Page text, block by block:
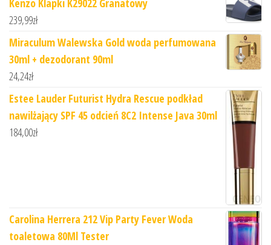
Kenzo Klapki K29022 Granatowy
239,99zł
Miraculum Walewska Gold woda perfumowana
30ml + dezodorant 90ml
24,24zł
Estee Lauder Futurist Hydra Rescue podkład
nawilżający SPF 45 odcień 8C2 Intense Java 30ml
184,00zł
Carolina Herrera 212 Vip Party Fever Woda
toaletowa 80Ml Tester